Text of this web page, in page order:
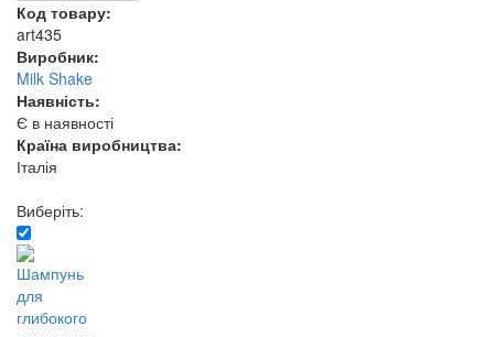
Код товару:
art435
Виробник:
Milk Shake
Наявність:
Є в наявності
Країна виробництва:
Італія
Виберіть: